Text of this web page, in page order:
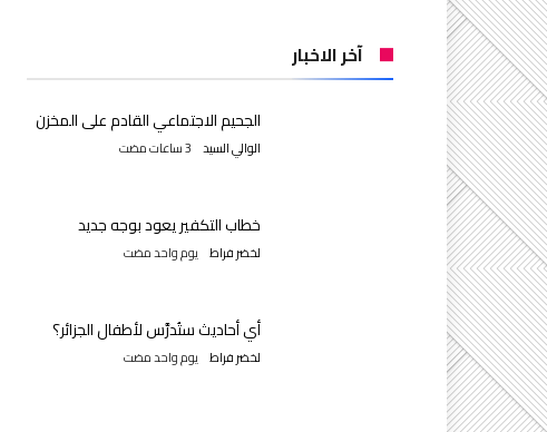
آخر الاخبار
الجحيم الاجتماعي القادم على المخزن
الوالي السيد
خطاب التكفير يعود بوجه جديد
لخضر فراط ‫‫‫‏‫يوم واحد مضت‬
أي أحاديث ستُدرَّس لأطفال الجزائر؟
لخضر فراط ‫‫‫‏‫يوم واحد مضت‬